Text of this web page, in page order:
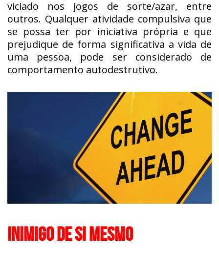
viciado nos jogos de sorte/azar, entre
outros. Qualquer atividade compulsiva que
se possa ter por iniciativa própria e que
prejudique de forma significativa a vida de
uma pessoa, pode ser considerado de
comportamento autodestrutivo.
INIMIGO DE SI MESMO